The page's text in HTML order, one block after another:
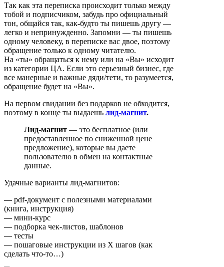
Так как эта переписка происходит только между
тобой и подписчиком, забудь про официальный
тон, общайся так, как-будто ты пишешь другу —
легко и непринужденно. Запомни — ты пишешь
одному человеку, в переписке вас двое, поэтому
обращение только к одному читателю.
На «ты» обращаться к нему или на «Вы» исходит
из категории ЦА. Если это серьезный бизнес, где
все манерные и важные дяди/тети, то разумеется,
обращение будет на «Вы».
На первом свидании без подарков не обходится,
поэтому в конце ты выдаешь лид-магнит.
Лид-магнит — это бесплатное (или
предоставленное по сниженной цене
предложение), которые вы даете
пользователю в обмен на контактные
данные.
Удачные варианты лид-магнитов:
— pdf-документ с полезными материалами
(книга, инструкция)
— мини-курс
— подборка чек-листов, шаблонов
— тесты
— пошаговые инструкции из Х шагов (как
сделать что-то…)